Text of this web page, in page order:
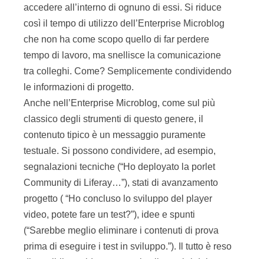
accedere all’interno di ognuno di essi. Si riduce
così il tempo di utilizzo dell’Enterprise Microblog
che non ha come scopo quello di far perdere
tempo di lavoro, ma snellisce la comunicazione
tra colleghi. Come? Semplicemente condividendo
le informazioni di progetto.
Anche nell’Enterprise Microblog, come sul più
classico degli strumenti di questo genere, il
contenuto tipico è un messaggio puramente
testuale. Si possono condividere, ad esempio,
segnalazioni tecniche (“Ho deployato la porlet
Community di Liferay…”), stati di avanzamento
progetto ( “Ho concluso lo sviluppo del player
video, potete fare un test?”), idee e spunti
(“Sarebbe meglio eliminare i contenuti di prova
prima di eseguire i test in sviluppo.”). Il tutto è reso